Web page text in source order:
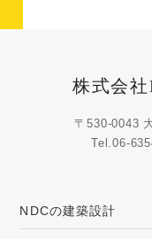
株式会
〒530-0043
Tel.06-
NDCの建築設計